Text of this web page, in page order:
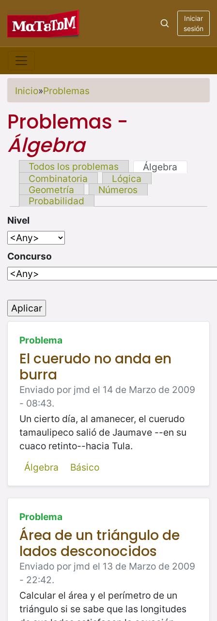
Iniciar
sesión
Inicio»Problemas
Problemas -
Álgebra
Todos los problemas
Álgebra
Combinatoria
Lógica
Geometría
Números
Probabilidad
Nivel
Concurso
Problema
El cuerudo no anda en
burra
Enviado por jmd el 14 de Marzo de 2009
- 08:43.
Un cierto día, al amanecer, el cuerudo
tamaulipeco salió de Jaumave --en su
cuaco retinto--hacia Tula.
Álgebra
Básico
Problema
Área de un triángulo de
lados desconocidos
Enviado por jmd el 13 de Marzo de 2009
- 22:42.
Calcular el área y el perímetro de un
triángulo si se sabe que las longitudes